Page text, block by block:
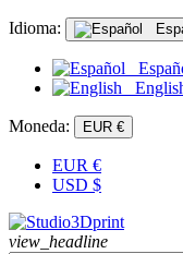
Idioma:
Moneda: EUR €
EUR €
USD $
view_headline